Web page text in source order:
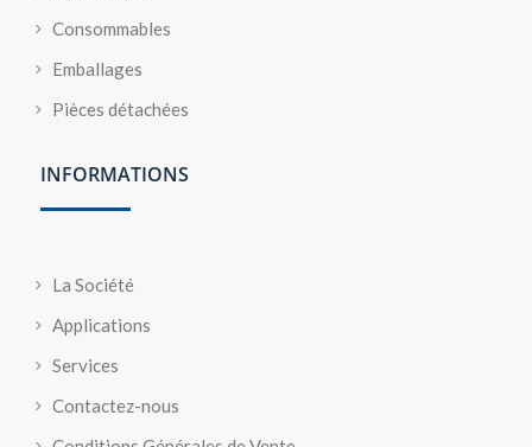
Consommables
Emballages
Pièces détachées
INFORMATIONS
La Société
Applications
Services
Contactez-nous